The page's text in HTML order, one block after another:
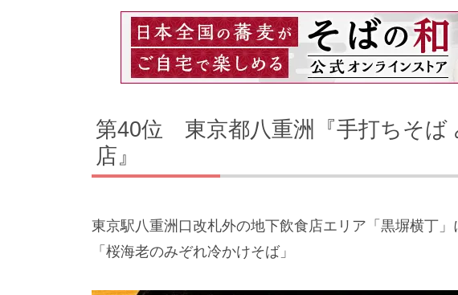
第40位 東京都八重洲『手打ちそば
店』
東京駅八重洲口改札外の地下飲食店エリア「黒塀横丁」
「桜海老のみぞれ冷かけそば」